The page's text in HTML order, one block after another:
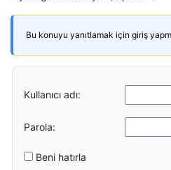
Bu konuyu yanıtlamak için giriş
Kullanıcı adı:
Parola:
Beni hatırla